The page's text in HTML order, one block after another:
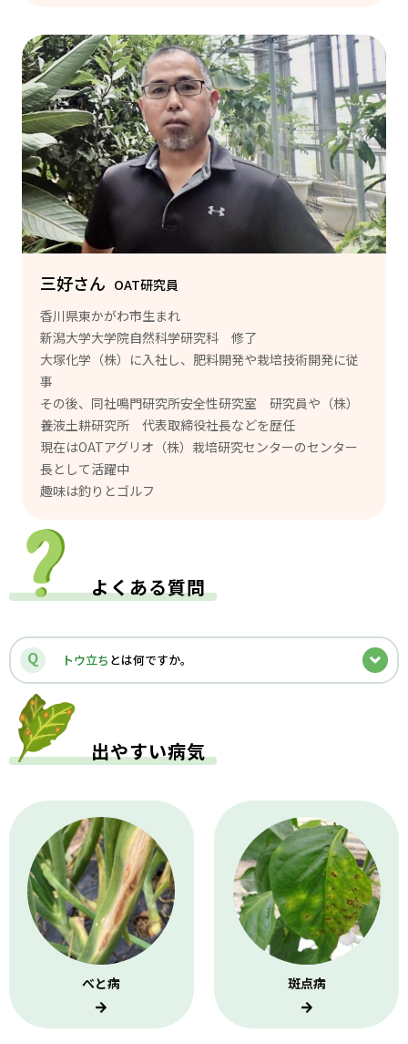
三好さん OAT研究員
香川県東かがわ市生まれ
新潟大学大学院自然科学研究科 修了
大塚化学（株）に入社し、肥料開発や栽培技術開発に従
事
その後、同社鳴門研究所安全性研究室 研究員や（株）
養液土耕研究所 代表取締役社長などを歴任
現在はOATアグリオ（株）栽培研究センターのセンター
長として活躍中
趣味は釣りとゴルフ
よくある質問
Q トウ立ち とは何ですか。
出やすい病気
べと病 斑点病